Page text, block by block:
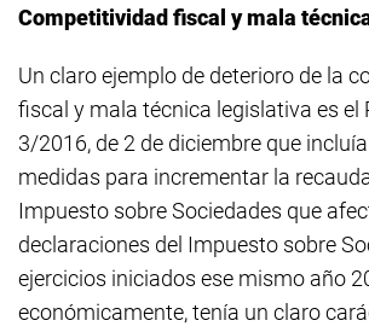
Competitividad fiscal y mala
Un claro ejemplo de deterioro de la
fiscal y mala técnica legislativa es el
3/2016, de 2 de diciembre que
medidas para incrementar la
Impuesto sobre Sociedades que
declaraciones del Impuesto sobre
ejercicios iniciados ese mismo año
económicamente, tenía un claro